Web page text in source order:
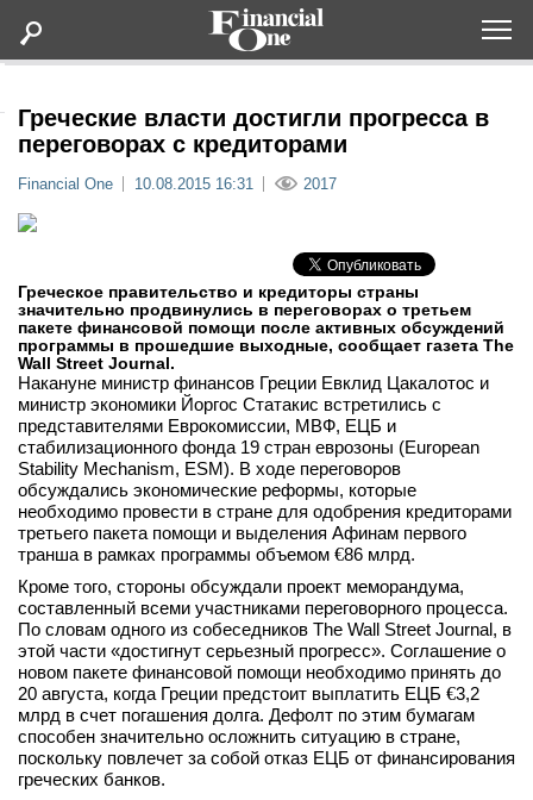
Статьи
Lifestyle
Мероприятия
Новости
Интервью
вконтакте
Стать автором
Вход
Греческие власти достигли прогресса в
переговорах с кредиторами
Financial One 10.08.2015 16:31 2017
Греческое правительство и кредиторы страны
значительно продвинулись в переговорах о третьем
пакете финансовой помощи после активных обсуждений
программы в прошедшие выходные, сообщает газета The
Wall Street Journal.
Накануне министр финансов Греции Евклид Цакалотос и
министр экономики Йоргос Статакис встретились с
представителями Еврокомиссии, МВФ, ЕЦБ и
стабилизационного фонда 19 стран еврозоны (European
Stability Mechanism, ESM). В ходе переговоров
обсуждались экономические реформы, которые
необходимо провести в стране для одобрения кредиторами
третьего пакета помощи и выделения Афинам первого
транша в рамках программы объемом €86 млрд.
Кроме того, стороны обсуждали проект меморандума,
составленный всеми участниками переговорного процесса.
По словам одного из собеседников The Wall Street Journal, в
этой части «достигнут серьезный прогресс». Соглашение о
новом пакете финансовой помощи необходимо принять до
20 августа, когда Греции предстоит выплатить ЕЦБ €3,2
млрд в счет погашения долга. Дефолт по этим бумагам
способен значительно осложнить ситуацию в стране,
поскольку повлечет за собой отказ ЕЦБ от финансирования
греческих банков.